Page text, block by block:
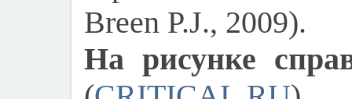
Breen P.J., 2009).
На рисунке